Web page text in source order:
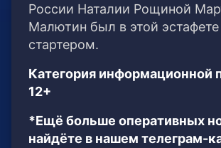
России Наталии Рощиной
Малютин был в этой эстафете
стартером.
Категория информационной
12+
*Ещё больше оперативных
найдёте в нашем телеграм-